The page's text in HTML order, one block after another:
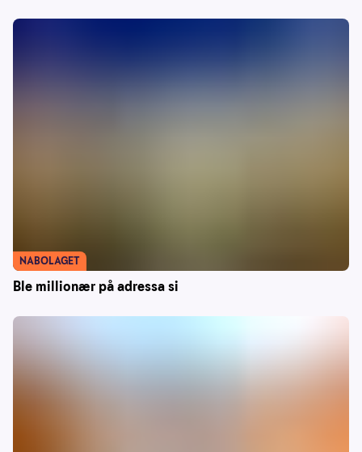
Ble millionær på adressa si
NABOLAGET